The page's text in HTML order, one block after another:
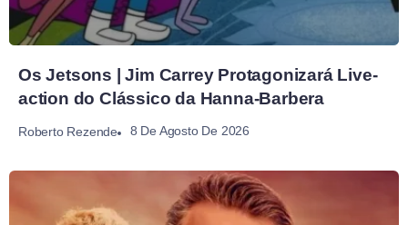
Os Jetsons | Jim Carrey Protagonizará Live-
action do Clássico da Hanna-Barbera
Roberto Rezende 8 De Agosto De 2026